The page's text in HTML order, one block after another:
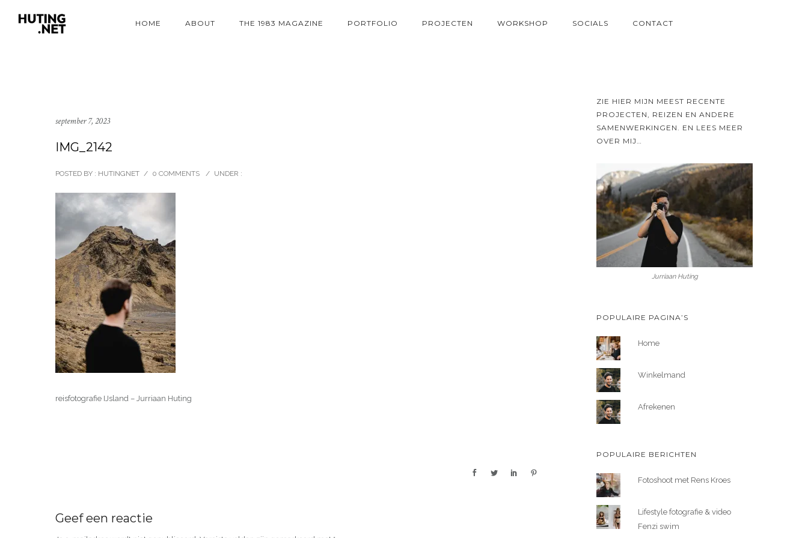
HOME ABOUT THE 1983 MAGAZINE PORTFOLIO PROJECTEN WORKSHOP SOCIALS CONTACT
september 7, 2023
IMG_2142
POSTED BY : HUTINGNET / 0 COMMENTS / UNDER :
reisfotografie IJsland – Jurriaan Huting
Geef een reactie
ZIE HIER MIJN MEEST RECENTE
PROJECTEN, REIZEN EN ANDERE
SAMENWERKINGEN. EN LEES MEER
OVER MIJ…
Jurriaan Huting
POPULAIRE PAGINA’S
Home
Winkelmand
Afrekenen
POPULAIRE BERICHTEN
Fotoshoot met Rens Kroes
Lifestyle fotografie & video
Fenzi swim